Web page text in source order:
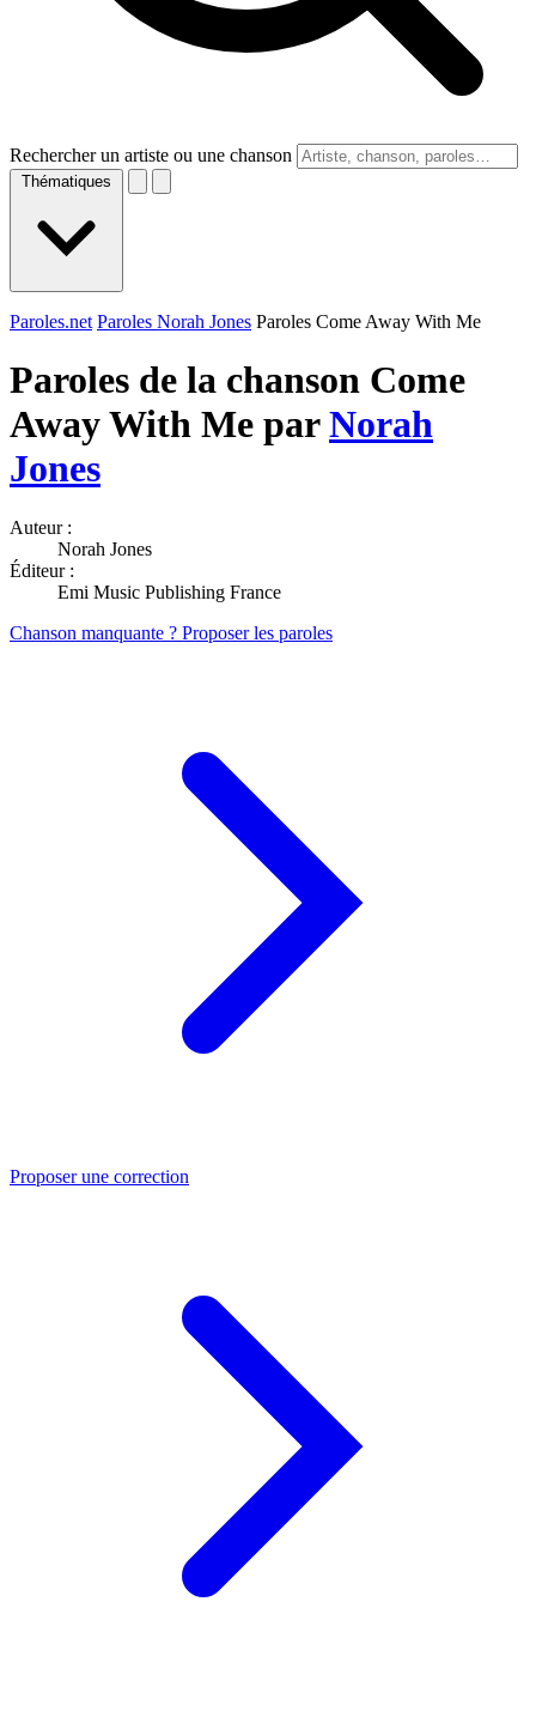
Rechercher un artiste ou une chanson
Thématiques
Paroles.net Paroles Norah Jones Paroles Come Away With Me
Paroles de la chanson Come
Away With Me parNorah
Jones
Auteur :
Norah Jones
Éditeur :
Emi Music Publishing France
Chanson manquante ? Proposer les paroles
Proposer une correction